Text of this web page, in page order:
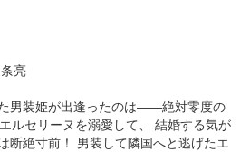
亮
男装姫が出逢ったのは――絶対零度の
ルセリーヌを溺愛して、 結婚する気が
断絶寸前！ 男装して隣国へと逃げたエ